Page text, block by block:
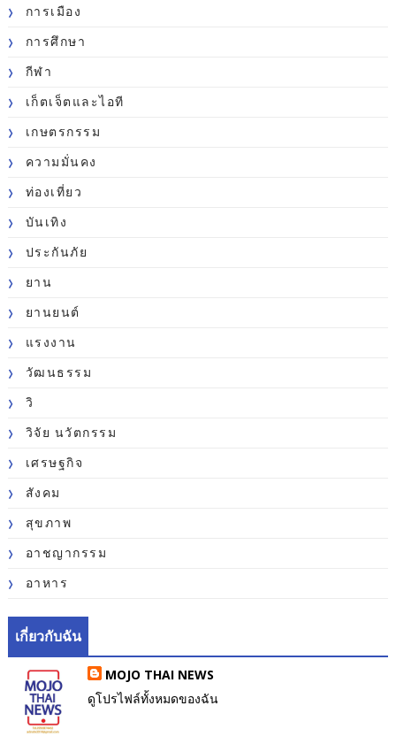
การเมือง
การศึกษา
กีฬา
เก็ตเจ็ตและไอที
เกษตรกรรม
ความมั่นคง
ท่องเที่ยว
บันเทิง
ประกันภัย
ยาน
ยานยนต์
แรงงาน
วัฒนธรรม
วิ
วิจัย นวัตกรรม
เศรษฐกิจ
สังคม
สุขภาพ
อาชญากรรม
อาหาร
เกี่ยวกับฉัน
MOJO THAI NEWS
ดูโปรไฟล์ทั้งหมดของฉัน